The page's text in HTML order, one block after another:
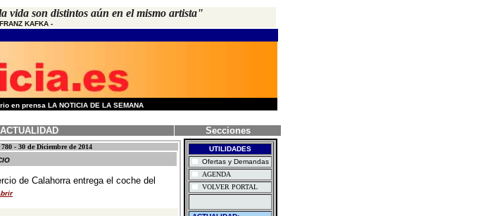
vida son distintos aún en el mismo artista"
KAFKA -
en prensa LA NOTICIA DE LA SEMANA
ACTUALIDAD Secciones